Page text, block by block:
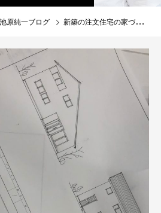
ブログ｜家族
語８４３
原純一ブログ 新築の注文住宅の家づくりで必要な 間取りの決め方と聞き取り５０項目アイテムを公開